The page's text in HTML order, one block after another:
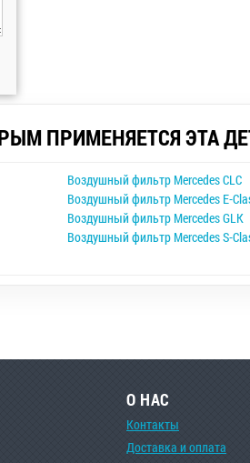
ПРИМЕНЯЕТСЯ ЭТА
Воздушный фильтр Mercedes CLC
Воздушный фильтр Mercedes E-
Воздушный фильтр Mercedes GLK
Воздушный фильтр Mercedes S-
О НАС
Контакты
Доставка и оплата